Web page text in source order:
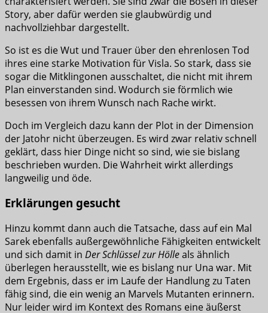
Story, aber dafür werden sie glaubwürdig und
nachvollziehbar dargestellt.
So ist es die Wut und Trauer über den ehrenlosen Tod
ihres eine starke Motivation für Visla. So stark, dass sie
sogar die Mitklingonen ausschaltet, die nicht mit ihrem
Plan einverstanden sind. Wodurch sie förmlich wie
besessen von ihrem Wunsch nach Rache wirkt.
Doch im Vergleich dazu kann der Plot in der Dimension
der Jatohr nicht überzeugen. Es wird zwar relativ schnell
geklärt, dass hier Dinge nicht so sind, wie sie bislang
beschrieben wurden. Die Wahrheit wirkt allerdings
langweilig und öde.
Erklärungen gesucht
Hinzu kommt dann auch die Tatsache, dass auf ein Mal
Sarek ebenfalls außergewöhnliche Fähigkeiten entwickelt
und sich damit in Der Schlüssel zur Hölleals ähnlich
überlegen herausstellt, wie es bislang nur Una war. Mit
dem Ergebnis, dass er im Laufe der Handlung zu Taten
fähig sind, die ein wenig an Marvels Mutanten erinnern.
Nur leider wird im Kontext des Romans eine äußerst